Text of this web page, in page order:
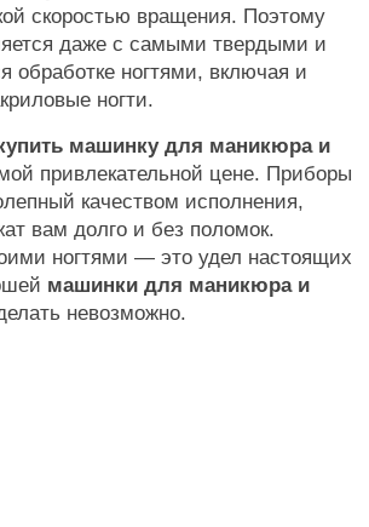
скоростью вращения. Поэтому
даже с самыми твердыми и
обработке ногтями, включая и
ногти.
машинку для маникюра и
привлекательной цене. Приборы
качеством исполнения,
вам долго и без поломок.
ногтями — это удел настоящих
машинки для маникюра и
невозможно.